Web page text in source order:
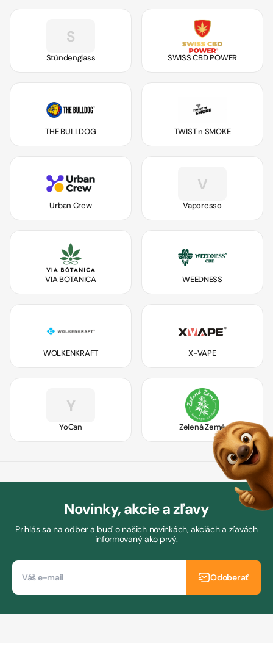
S
Stündenglass SWISS CBD POWER
THE BULLDOG TWIST n SMOKE
Urban Crew
V
Vaporesso
VIA BOTANICA WEEDNESS
WOLKENKRAFT X-VAPE
Y
YoCan Zelená Země
Novinky, akcie a zľavy
Prihlás sa na odber a buď o našich novinkách, akciách a zľavách
informovaný ako prvý.
Odoberať